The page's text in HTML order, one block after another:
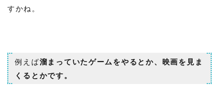
すかね。
例えば溜まっていたゲームをやるとか、映画を見ま
くるとかです。